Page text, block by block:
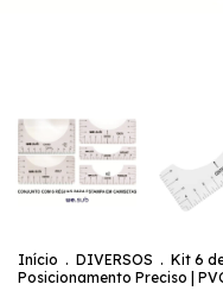
Início . DIVERSOS . Kit 6
Posicionamento Preciso |